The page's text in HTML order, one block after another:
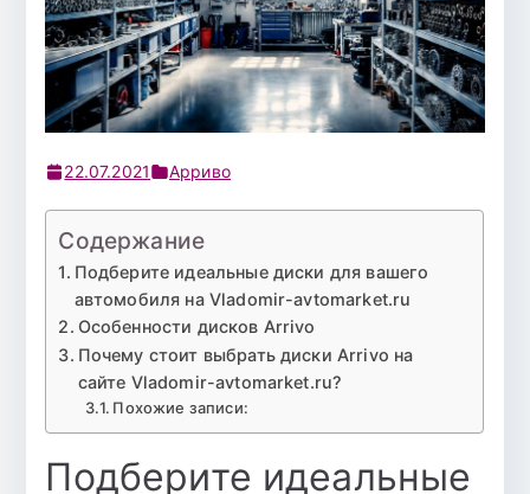
22.07.2021 Арриво
Содержание
Подберите идеальные диски для вашего
автомобиля на Vladomir-avtomarket.ru
Особенности дисков Arrivo
Почему стоит выбрать диски Arrivo на
сайте Vladomir-avtomarket.ru?
Похожие записи:
Подберите идеальные